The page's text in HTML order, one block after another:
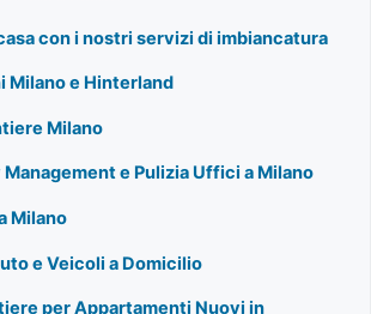
con i nostri servizi di imbiancatura
Milano e Hinterland
Milano
e Pulizia Uffici a Milano
Milano
e Veicoli a Domicilio
per Appartamenti Nuovi in